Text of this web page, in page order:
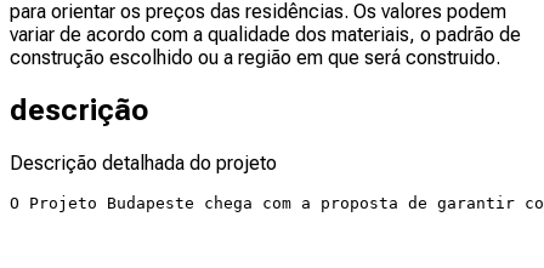
para orientar os preços das residências. Os valores podem
variar de acordo com a qualidade dos materiais, o padrão de
construção escolhido ou a região em que será construido.
descrição
Descrição detalhada do projeto
O Projeto Budapeste chega com a proposta de